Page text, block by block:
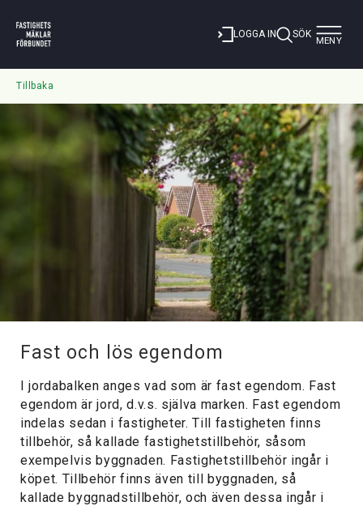
LOGGA IN SÖK Toggle
MENY
Tillbaka
Fast och lös egendom
I jordabalken anges vad som är fast egendom. Fast
egendom är jord, d.v.s. själva marken. Fast egendom
indelas sedan i fastigheter. Till fastigheten finns
tillbehör, så kallade fastighetstillbehör, såsom
exempelvis byggnaden. Fastighetstillbehör ingår i
köpet. Tillbehör finns även till byggnaden, så
kallade byggnadstillbehör, och även dessa ingår i